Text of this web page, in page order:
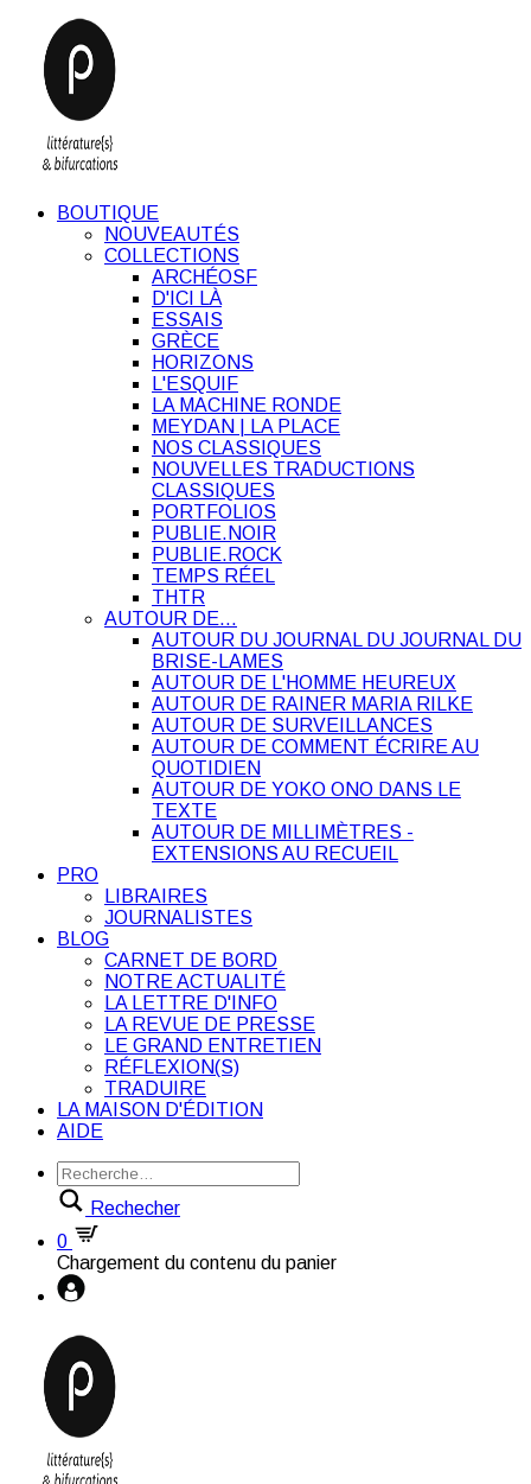
BOUTIQUE
NOUVEAUTÉS
COLLECTIONS
ARCHÉOSF
D'ICI LÀ
ESSAIS
GRÈCE
HORIZONS
L'ESQUIF
LA MACHINE RONDE
MEYDAN | LA PLACE
NOS CLASSIQUES
NOUVELLES TRADUCTIONS
CLASSIQUES
PORTFOLIOS
PUBLIE.NOIR
PUBLIE.ROCK
TEMPS RÉEL
THTR
AUTOUR DE…
AUTOUR DU JOURNAL DU JOURNAL DU
BRISE-LAMES
AUTOUR DE L'HOMME HEUREUX
AUTOUR DE RAINER MARIA RILKE
AUTOUR DE SURVEILLANCES
AUTOUR DE COMMENT ÉCRIRE AU
QUOTIDIEN
AUTOUR DE YOKO ONO DANS LE
TEXTE
AUTOUR DE MILLIMÈTRES -
EXTENSIONS AU RECUEIL
PRO
LIBRAIRES
JOURNALISTES
BLOG
CARNET DE BORD
NOTRE ACTUALITÉ
LA LETTRE D'INFO
LA REVUE DE PRESSE
LE GRAND ENTRETIEN
RÉFLEXION(S)
TRADUIRE
LA MAISON D'ÉDITION
AIDE
Rechecher
0
Chargement du contenu du panier